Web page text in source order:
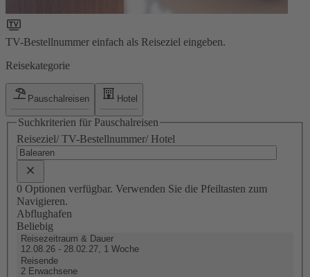
TV-Bestellnummer einfach als Reiseziel eingeben.
Reisekategorie
Pauschalreisen Hotel
Suchkriterien für Pauschalreisen
Reiseziel/ TV-Bestellnummer/ Hotel
0 Optionen verfügbar. Verwenden Sie die Pfeiltasten zum
Navigieren.
Abflughafen
Beliebig
Reisezeitraum & Dauer
12.08.26 - 28.02.27, 1 Woche
Reisende
2 Erwachsene